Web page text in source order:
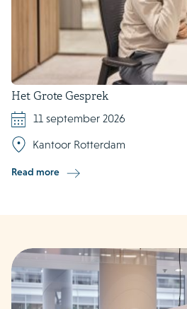
Het Grote Gesprek
11 september 2026
Kantoor Rotterdam
Read more